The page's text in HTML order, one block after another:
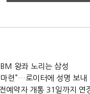
중’
왕좌 노리는 삼성
련”…로이터에 성명 보내
예약자 개통 31일까지 연